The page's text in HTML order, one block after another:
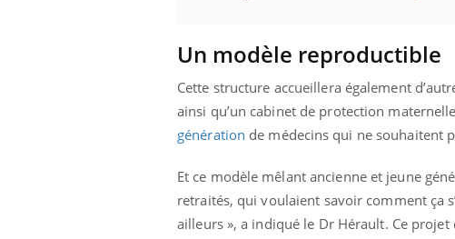
Un modèle reproductible
Cette structure accueillera également
ainsi qu’un cabinet de protection
génération de médecins qui ne souhaitent
Et ce modèle mêlant ancienne et jeune
retraités, qui voulaient savoir comment ça
ailleurs », a indiqué le Dr Hérault. Ce